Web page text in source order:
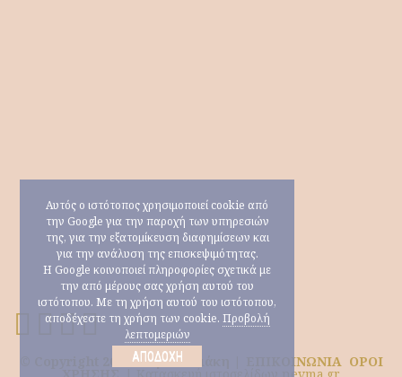
© Copyright 2026 Μαρία Ηλιάκη | ΕΠΙΚΟΙΝΩΝΙΑ ΟΡΟΙ
Αυτός ο ιστότοπος χρησιμοποιεί cookie από
την Google για την παροχή των υπηρεσιών
της, για την εξατομίκευση διαφημίσεων και
για την ανάλυση της επισκεψιμότητας.
Η Google κοινοποιεί πληροφορίες σχετικά με
την από μέρους σας χρήση αυτού του
ιστότοπου. Με τη χρήση αυτού του ιστότοπου,
αποδέχεστε τη χρήση των cookie. Προβολή
λεπτομεριών
ΑΠΟΔΟΧΉ